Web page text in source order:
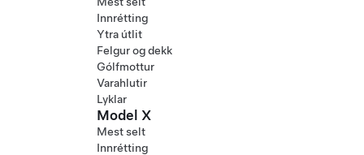
Innrétting
Ytra útlit
Felgur og dekk
Gólfmottur
Varahlutir
Lyklar
Model X
Mest selt
Innrétting